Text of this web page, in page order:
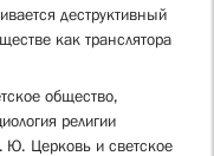
деструктивный
как транслятора
общество,
религии
Ю. Церковь и светское